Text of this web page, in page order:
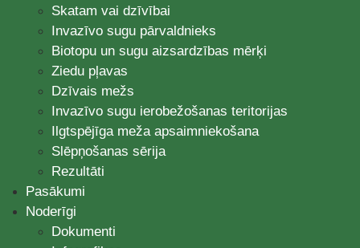
Skatam vai dzīvībai
Invazīvo sugu pārvaldnieks
Biotopu un sugu aizsardzības mērķi
Ziedu pļavas
Dzīvais mežs
Invazīvo sugu ierobežošanas teritorijas
Ilgtspējīga meža apsaimniekošana
Slēpņošanas sērija
Rezultāti
Pasākumi
Noderīgi
Dokumenti